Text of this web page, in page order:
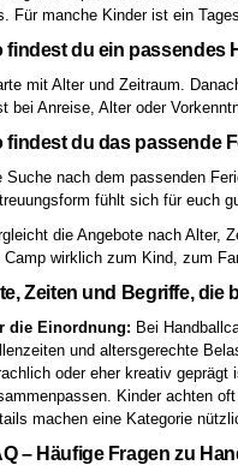
Für manche Kinder ist ein
findest du ein passendes
mit Alter und Zeitraum.
bei Anreise, Alter oder
findest du das passende
Suche nach dem passenden
fühlt sich für euch
die Angebote nach Alter,
Camp wirklich zum Kind, zum
Zeiten und Begriffe, die
die Einordnung: Bei
und altersgerechte
oder eher kreativ geprägt
Kinder achten
machen eine Kategorie
– Häufige Fragen zu